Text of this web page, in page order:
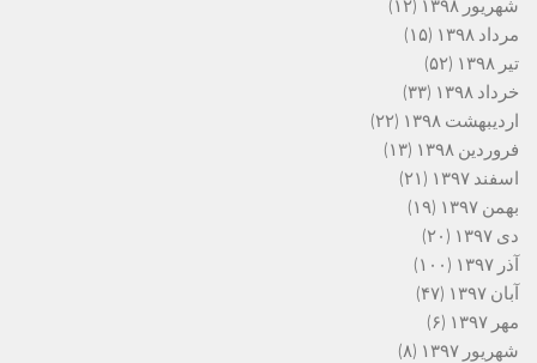
شهریور ۱۳۹۸
(۱۲)
مرداد ۱۳۹۸
(۱۵)
تیر ۱۳۹۸
(۵۲)
خرداد ۱۳۹۸
(۳۳)
اردیبهشت ۱۳۹۸
(۲۲)
فروردین ۱۳۹۸
(۱۳)
اسفند ۱۳۹۷
(۲۱)
بهمن ۱۳۹۷
(۱۹)
دی ۱۳۹۷
(۲۰)
آذر ۱۳۹۷
(۱۰۰)
آبان ۱۳۹۷
(۴۷)
مهر ۱۳۹۷
(۶)
شهریور ۱۳۹۷
(۸)